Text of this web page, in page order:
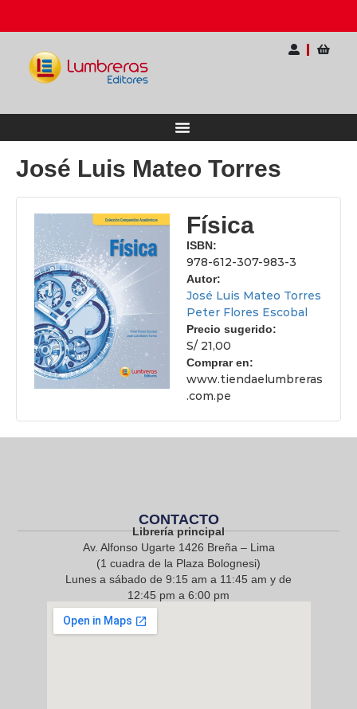
José Luis Mateo Torres
Física
ISBN:
978-612-307-983-3
Autor:
José Luis Mateo Torres
Peter Flores Escobal
Precio sugerido:
S/ 21,00
Comprar en:
www.tiendaelumbreras
.com.pe
CONTACTO
Librería principal
Av. Alfonso Ugarte 1426 Breña – Lima
(1 cuadra de la Plaza Bolognesi)
Lunes a sábado de 9:15 am a 11:45 am y de
12:45 pm a 6:00 pm
968 217 912